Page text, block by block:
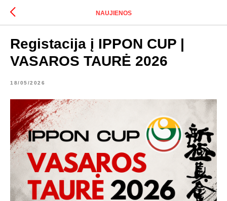
NAUJIENOS
Registacija į IPPON CUP |
VASAROS TAURĖ 2026
18/05/2026